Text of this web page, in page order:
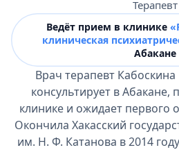
Терапевт
Ведёт прием в клинике
клиническая
Абакане
Врач терапевт
консультирует в
клинике и ожидает первого
Окончила Хакасский
им. Н. Ф. Катанова в 2014